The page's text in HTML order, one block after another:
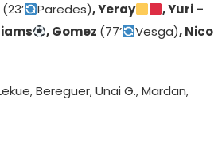
(23’ Paredes), Yeray
, Yuri –
, Gomez (77’ Vesga), Nico
Bereguer, Unai G., Mardan,